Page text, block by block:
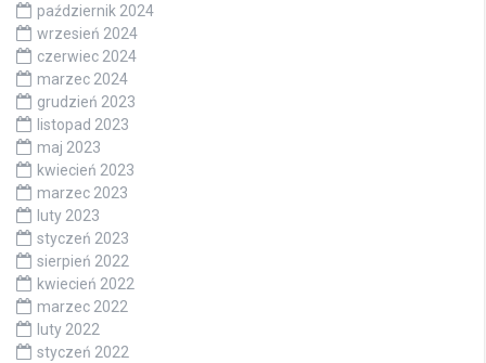
październik 2024
wrzesień 2024
czerwiec 2024
marzec 2024
grudzień 2023
listopad 2023
maj 2023
kwiecień 2023
marzec 2023
luty 2023
styczeń 2023
sierpień 2022
kwiecień 2022
marzec 2022
luty 2022
styczeń 2022